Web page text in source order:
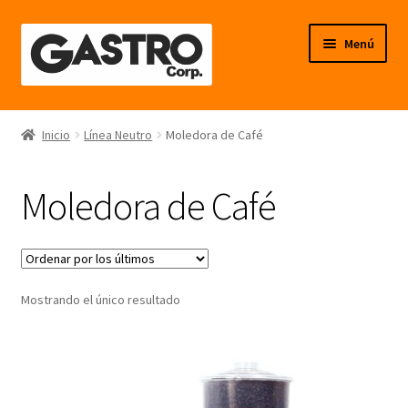
al
contenido
Menú
Línea Frío
Línea Neutro
Línea Balanzas
Línea Carpintería Metálica
Inicio Línea Neutro Moledora de Café
Moledora de Café
Mostrando el único resultado